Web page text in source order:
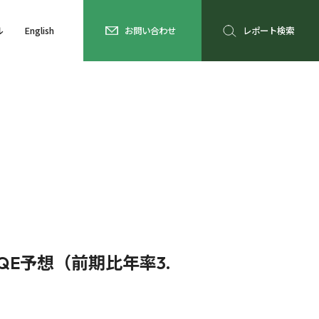
English お問い合わせ レポート検索
予想（前期比年率3.